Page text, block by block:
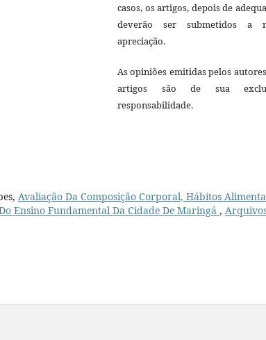
casos, os artigos, depois de
deverão ser submetidos a
apreciação.
As opiniões emitidas pelos
artigos são de sua
responsabilidade.
Avaliação Da Composição Corporal, Hábitos
Ensino Fundamental Da Cidade De Maringá ,